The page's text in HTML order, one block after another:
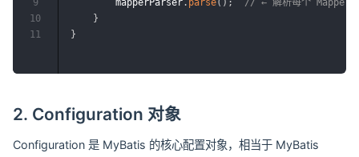
        mapperParser
. parse( ) ;
// ← 解析每个 Mapper
}
}
9
10
11
2. Configuration 对象
Configuration 是 MyBatis 的核心配置对象，相当于 MyBatis